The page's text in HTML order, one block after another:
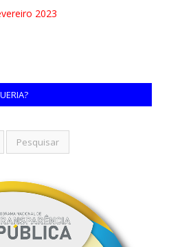
2023